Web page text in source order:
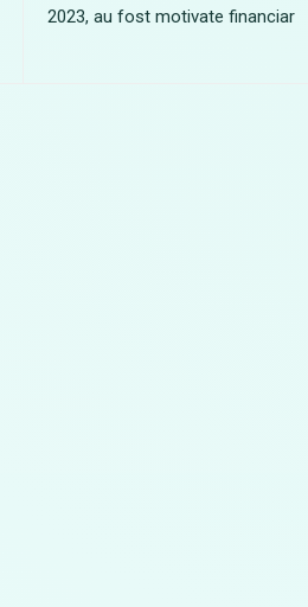
2023, au fost motivate financiar